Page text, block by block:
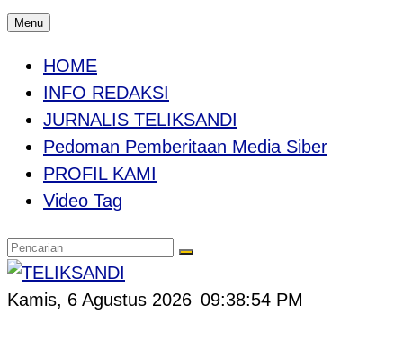
Menu
HOME
INFO REDAKSI
JURNALIS TELIKSANDI
Pedoman Pemberitaan Media Siber
PROFIL KAMI
Video Tag
Kamis, 6 Agustus 2026 09:38:55 PM